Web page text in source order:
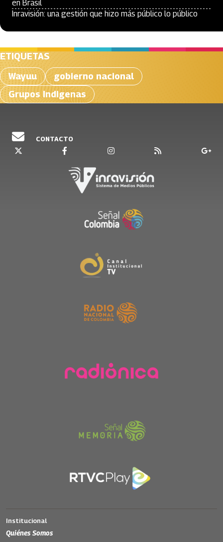
en Brasil
Inravisión: una gestión que hizo más público lo público
ETIQUETAS
Wayuu
gobierno nacional
Grupos Indigenas
CONTACTO
Institucional
Quiénes Somos